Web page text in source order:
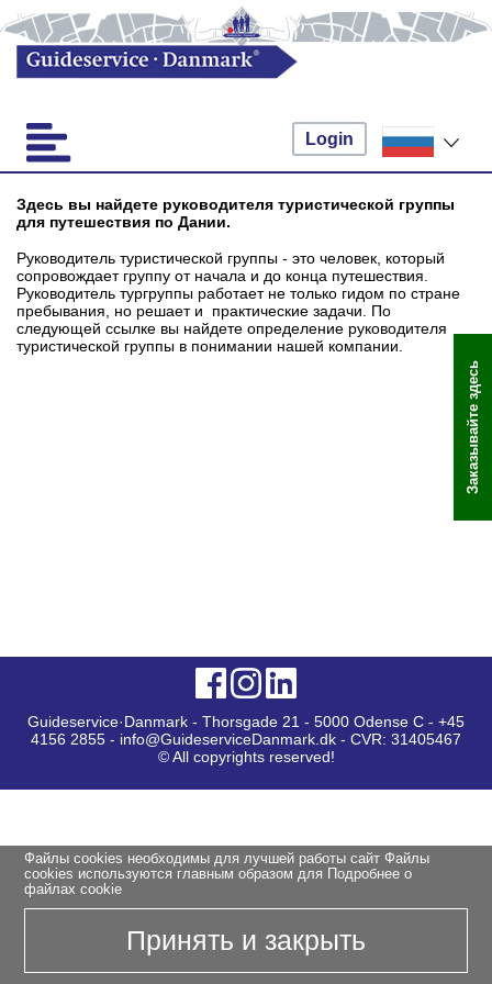
Login
Здесь вы найдете руководителя туристической группы
для путешествия по Дании.
Руководитель туристической группы - это человек, который
сопровождает группу от начала и до конца путешествия.
Руководитель тургруппы работает не только гидом по стране
пребывания, но решает и практические задачи. По
следующей ссылке вы найдете определение руководителя
туристической группы в понимании нашей компании.
Заказывайте здесь
Guideservice·Danmark - Thorsgade 21 - 5000 Odense C - +45
4156 2855 - info@GuideserviceDanmark.dk - CVR: 31405467
© All copyrights reserved!
Файлы cookies необходимы для лучшей работы сайт Файлы
cookies используются главным образом для Подробнее о
файлах cookie
Принять и закрыть